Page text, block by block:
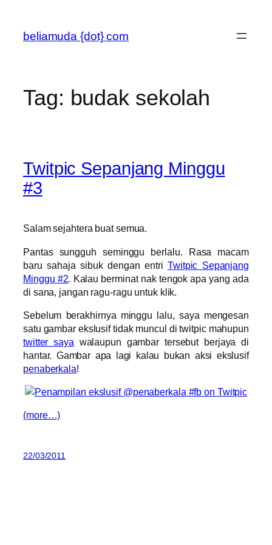
content
beliamuda {dot} com
Tag: budak sekolah
Twitpic Sepanjang Minggu
#3
Salam sejahtera buat semua.
Pantas sungguh seminggu berlalu. Rasa macam
baru sahaja sibuk dengan entriTwitpic Sepanjang
Minggu #2. Kalau berminat nak tengok apa yang ada
di sana, jangan ragu-ragu untuk klik.
Sebelum berakhirnya minggu lalu, saya mengesan
satu gambar ekslusif tidak muncul di twitpic mahupun
twitter saya walaupun gambar tersebut berjaya di
hantar. Gambar apa lagi kalau bukan aksi ekslusif
penaberkala!
(more…)
22/03/2011